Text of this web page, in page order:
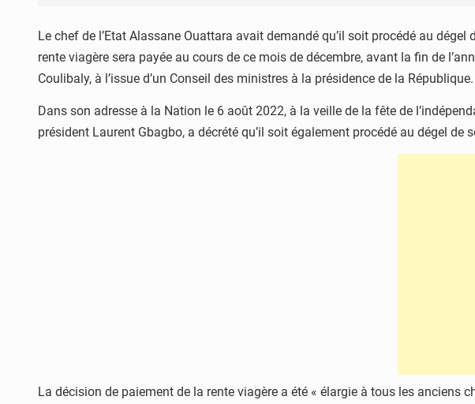
Le chef de l’Etat Alassane Ouattara avait demandé qu’il soit procédé au
rente viagère sera payée au cours de ce mois de décembre, avant la fin de
Coulibaly, à l’issue d’un Conseil des ministres à la présidence de la République.
Dans son adresse à la Nation le 6 août 2022, à la veille de la fête de
président Laurent Gbagbo, a décrété qu’il soit également procédé au dégel de
La décision de paiement de la rente viagère a été « élargie à tous les anciens